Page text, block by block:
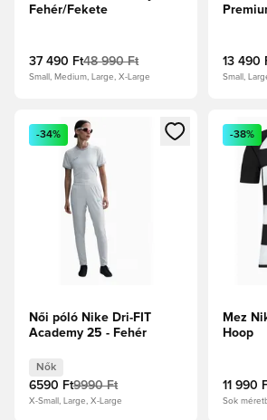
Fehér/Fekete
37 490 Ft48 990 Ft
Small, Medium, Large, X-Large
13 490
Small,
Megnyit egy modált a
-34%
Női póló Nike Dri-FIT
Academy 25 - Fehér
Nők
6590 Ft9990 Ft
X-Small, Large, X-Large
-38%
Mez
Hoop
11 990
Sok